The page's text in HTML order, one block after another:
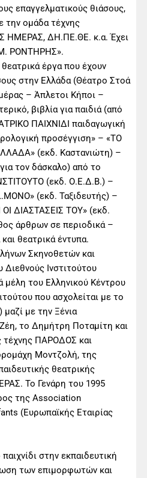
επαγγελματικούς θιάσους,
την ομάδα τέχνης
ΗΜΕΡΑΣ, ΔΗ.ΠΕ.ΘΕ. κ.α. Έχει
ΡΟΝΤΗΡΗΣ».
έργα που έχουν
στην Ελλάδα (Θέατρο Στοά
– Άπλετοι Κήποι –
βιβλία για παιδιά (από
ΠΑΙΧΝΙΔΙ παιδαγωγική
προσέγγιση» – «ΤΟ
(εκδ. Καστανιώτη) –
τον δάσκαλο) από το
(εκδ. Ο.Ε.Δ.Β.) –
(εκδ. Ταξιδευτής) –
ΔΙΑΣΤΑΣΕΙΣ ΤΟΥ» (εκδ.
άρθρων σε περιοδικά –
θεατρικά έντυπα.
Σκηνοθετών και
Ινστιτούτου
μέλη του Ελληνικού Κέντρου
που ασχολείται με το
μαζί με την Ξένια
το Δημήτρη Ποταμίτη και
τέχνης ΠΑΡΟΔΟΣ και
Μοντζολή, της
θεατρικής
Το Γενάρη του 1995
της Association
(Ευρωπαϊκής Εταιρίας
στην εκπαιδευτική
των επιμορφωτών και